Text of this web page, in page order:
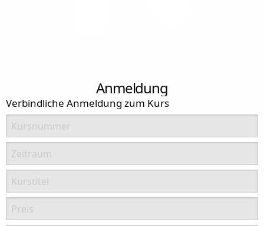
Anmeldung
Verbindliche Anmeldung zum Kurs
Kursnummer
Zeitraum
Kurstitel
Preis